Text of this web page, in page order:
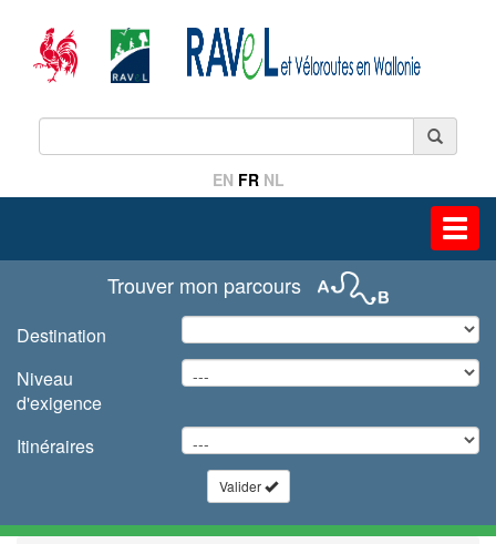
EN FR NL
Trouver mon parcours
Destination
Niveau
d'exigence
Itinéraires
Valider